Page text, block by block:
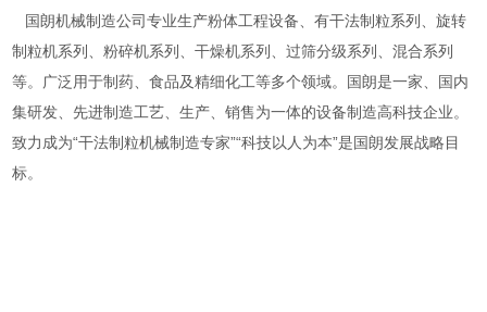
国朗机械制造公司专业生产粉体工程设备、有干法制粒系列、旋转
制粒机系列、粉碎机系列、干燥机系列、过筛分级系列、混合系列
等。广泛用于制药、食品及精细化工等多个领域。国朗是一家、国内
集研发、先进制造工艺、生产、销售为一体的设备制造高科技企业。
致力成为“干法制粒机械制造专家”“科技以人为本”是国朗发展战略目
标。